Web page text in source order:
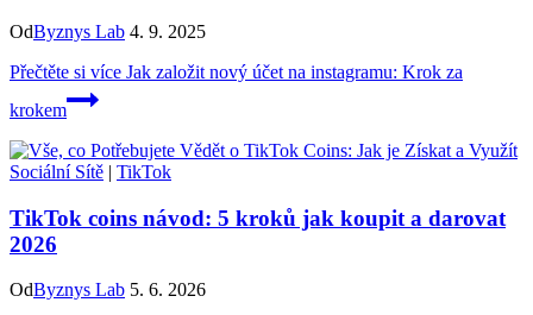
OdByznys Lab 4. 9. 2025
Přečtěte si více Jak založit nový účet na instagramu: Krok za
krokem
Sociální Sítě | TikTok
TikTok coins návod: 5 kroků jak koupit a darovat
2026
OdByznys Lab 5. 6. 2026